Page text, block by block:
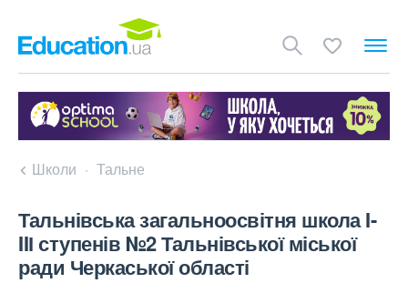
Школи Тальне
Тальнівська загальноосвітня школа I-
IIІ ступенів №2 Тальнівської міської
ради Черкаської області